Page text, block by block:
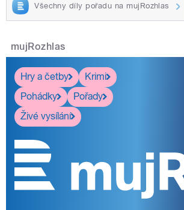
Všechny díly pořadu na mujRozhlas
mujRozhlas
Hry a četby
Krimi
Pohádky
Pořady
Živé vysílání